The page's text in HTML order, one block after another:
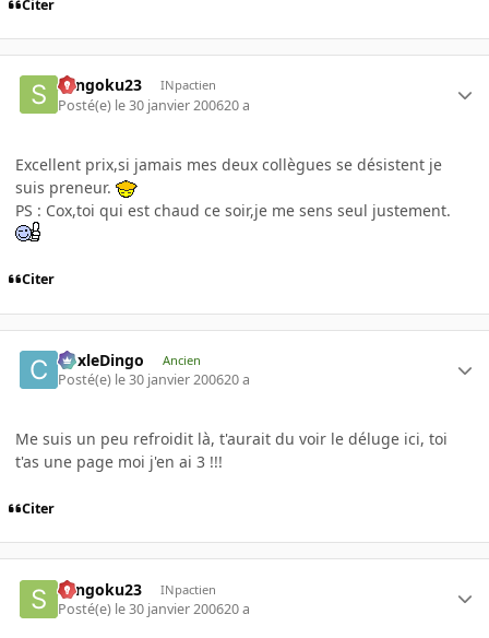
Citer
Sangoku23 INpactien
Posté(e) le 30 janvier 200620 a
Excellent prix,si jamais mes deux collègues se désistent je
suis preneur.
PS : Cox,toi qui est chaud ce soir,je me sens seul justement.
Citer
CoxleDingo Ancien
Posté(e) le 30 janvier 200620 a
Me suis un peu refroidit là, t'aurait du voir le déluge ici, toi
t'as une page moi j'en ai 3 !!!
Citer
Sangoku23 INpactien
Posté(e) le 30 janvier 200620 a